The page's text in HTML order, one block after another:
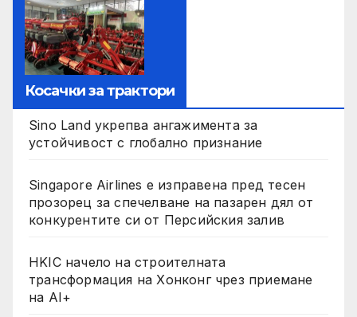
Косачки за трактори
Sino Land укрепва ангажимента за
устойчивост с глобално признание
Singapore Airlines е изправена пред тесен
прозорец за спечелване на пазарен дял от
конкурентите си от Персийския залив
HKIC начело на строителната
трансформация на Хонконг чрез приемане
на AI+